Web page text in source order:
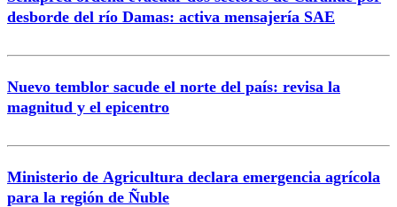
desborde del río Damas: activa mensajería SAE
Nuevo temblor sacude el norte del país: revisa la
magnitud y el epicentro
Ministerio de Agricultura declara emergencia agrícola
para la región de Ñuble